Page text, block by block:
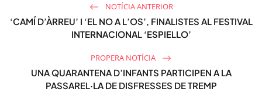
NOTÍCIA ANTERIOR
‘CAMÍ D’ÀRREU’ I ‘EL NO A L’OS’, FINALISTES AL FESTIVAL
INTERNACIONAL ‘ESPIELLO’
PROPERA NOTÍCIA
UNA QUARANTENA D’INFANTS PARTICIPEN A LA
PASSAREL·LA DE DISFRESSES DE TREMP